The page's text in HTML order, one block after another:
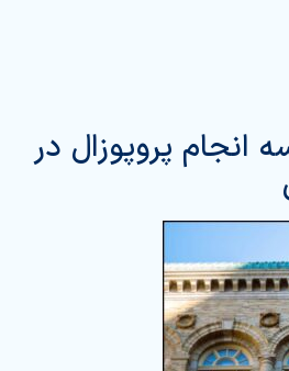
انجام پروپوزال در